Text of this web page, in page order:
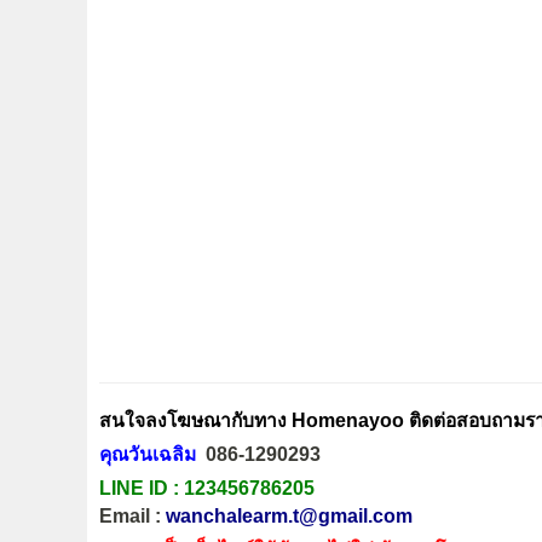
สนใจลงโฆษณากับทาง Homenayoo ติดต่อสอบถามร
คุณวันเฉลิม 086-1290293
LINE ID : 123456786205
Email : wanchalearm.t@gmail.com